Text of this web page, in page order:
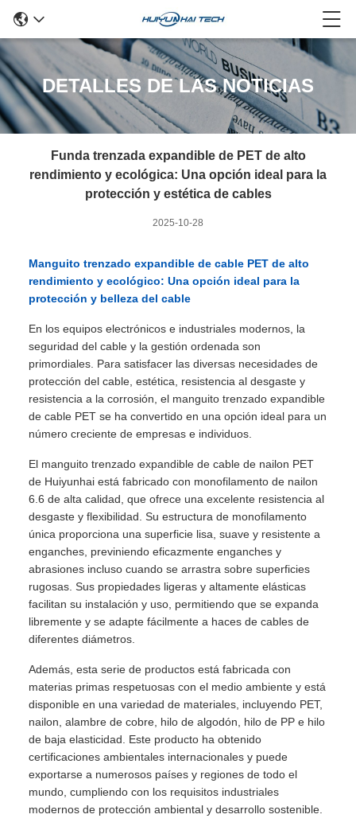
DETALLES DE LAS NOTICIAS
Funda trenzada expandible de PET de alto
rendimiento y ecológica: Una opción ideal para la
protección y estética de cables
2025-10-28
Manguito trenzado expandible de cable PET de alto
rendimiento y ecológico: Una opción ideal para la
protección y belleza del cable
En los equipos electrónicos e industriales modernos, la
seguridad del cable y la gestión ordenada son
primordiales. Para satisfacer las diversas necesidades de
protección del cable, estética, resistencia al desgaste y
resistencia a la corrosión, el manguito trenzado expandible
de cable PET se ha convertido en una opción ideal para un
número creciente de empresas e individuos.
El manguito trenzado expandible de cable de nailon PET
de Huiyunhai está fabricado con monofilamento de nailon
6.6 de alta calidad, que ofrece una excelente resistencia al
desgaste y flexibilidad. Su estructura de monofilamento
única proporciona una superficie lisa, suave y resistente a
enganches, previniendo eficazmente enganches y
abrasiones incluso cuando se arrastra sobre superficies
rugosas. Sus propiedades ligeras y altamente elásticas
facilitan su instalación y uso, permitiendo que se expanda
libremente y se adapte fácilmente a haces de cables de
diferentes diámetros.
Además, esta serie de productos está fabricada con
materias primas respetuosas con el medio ambiente y está
disponible en una variedad de materiales, incluyendo PET,
nailon, alambre de cobre, hilo de algodón, hilo de PP e hilo
de baja elasticidad. Este producto ha obtenido
certificaciones ambientales internacionales y puede
exportarse a numerosos países y regiones de todo el
mundo, cumpliendo con los requisitos industriales
modernos de protección ambiental y desarrollo sostenible.